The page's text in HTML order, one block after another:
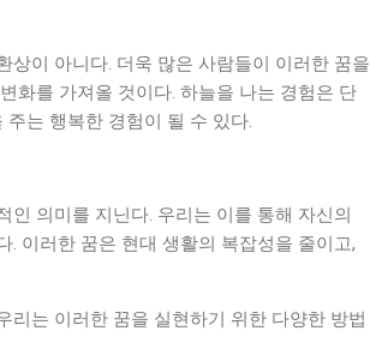
상이 아니다. 더욱 많은 사람들이 이러한 꿈을
화를 가져올 것이다. 하늘을 나는 경험은 단
는 행복한 경험이 될 수 있다.
인 의미를 지닌다. 우리는 이를 통해 자신의
이러한 꿈은 현대 생활의 복잡성을 줄이고,
리는 이러한 꿈을 실현하기 위한 다양한 방법